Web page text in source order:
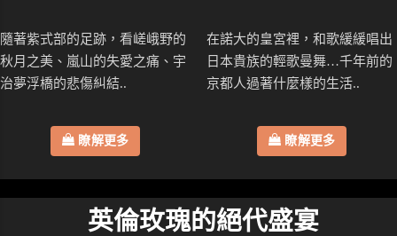
隨著紫式部的足跡，看嵯峨野的
秋月之美、嵐山的失愛之痛、宇
治夢浮橋的悲傷糾結..
瞭解更多
在諾大的皇宮裡，和歌緩緩唱出
日本貴族的輕歌曼舞…千年前的
京都人過著什麼樣的生活..
瞭解更多
英倫玫瑰的絕代盛宴